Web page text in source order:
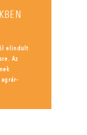
elindult
Az